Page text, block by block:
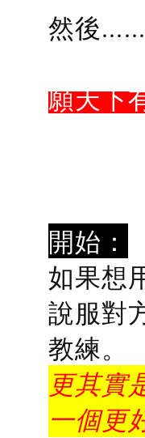
然後......
願天下
開始：
如果想
說服對
教練。
更其實
一個更